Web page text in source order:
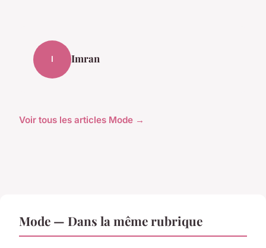
I Imran
Voir tous les articles Mode →
Mode — Dans la même rubrique